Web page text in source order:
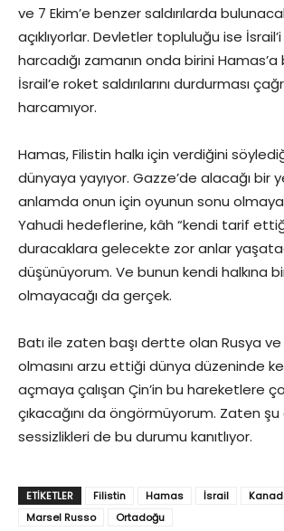
ve 7 Ekim’e benzer saldırılarda
açıklıyorlar. Devletler topluluğu ise
harcadığı zamanın onda birini
İsrail’e roket saldırılarını durdurması
harcamıyor.
Hamas, Filistin halkı için verdiğini
dünyaya yayıyor. Gazze’de alacağı bir
anlamda onun için oyunun sonu
Yahudi hedeflerine, kâh “kendi tarif ettiği
duracaklara gelecekte zor anlar
düşünüyorum. Ve bunun kendi halkına
olmayacağı da gerçek.
Batı ile zaten başı dertte olan Rusya ve
olmasını arzu ettiği dünya düzeninde
açmaya çalışan Çin’in bu hareketlere
çıkacağını da öngörmüyorum. Zaten
sessizlikleri de bu durumu kanıtlıyor.
ETIKETLER Filistin Hamas İsrail
Marsel Russo
Ortadoğu